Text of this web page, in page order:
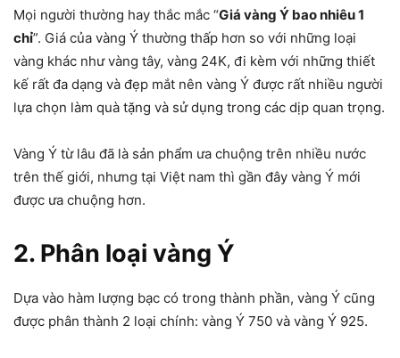
Mọi người thường hay thắc mắc “Giá vàng Ý bao nhiêu 1
chỉ”. Giá của vàng Ý thường thấp hơn so với những loại
vàng khác như vàng tây, vàng 24K, đi kèm với những thiết
kế rất đa dạng và đẹp mắt nên vàng Ý được rất nhiều người
lựa chọn làm quà tặng và sử dụng trong các dịp quan trọng.
Vàng Ý từ lâu đã là sản phẩm ưa chuộng trên nhiều nước
trên thế giới, nhưng tại Việt nam thì gần đây vàng Ý mới
được ưa chuộng hơn.
2. Phân loại vàng Ý
Dựa vào hàm lượng bạc có trong thành phần, vàng Ý cũng
được phân thành 2 loại chính: vàng Ý 750 và vàng Ý 925.